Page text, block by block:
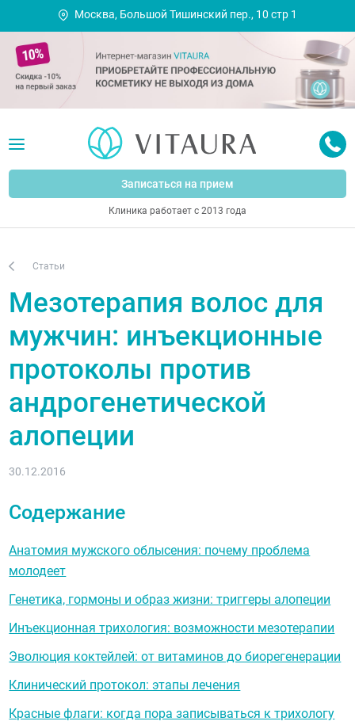
Москва, Большой Тишинский пер., 10 стр 1
Записаться на прием
Клиника работает с 2013 года
Статьи
Мезотерапия волос для
мужчин: инъекционные
протоколы против
андрогенетической
алопеции
30.12.2016
Содержание
Анатомия мужского облысения: почему проблема
молодеет
Генетика, гормоны и образ жизни: триггеры алопеции
Инъекционная трихология: возможности мезотерапии
Эволюция коктейлей: от витаминов до биорегенерации
Клинический протокол: этапы лечения
Красные флаги: когда пора записываться к трихологу